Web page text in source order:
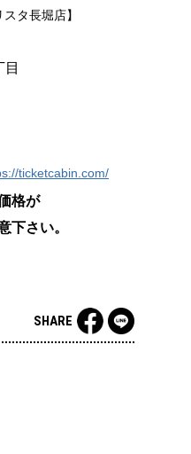
タ長堀店】
ticketcabin.com/
格が
下さい。
SHARE